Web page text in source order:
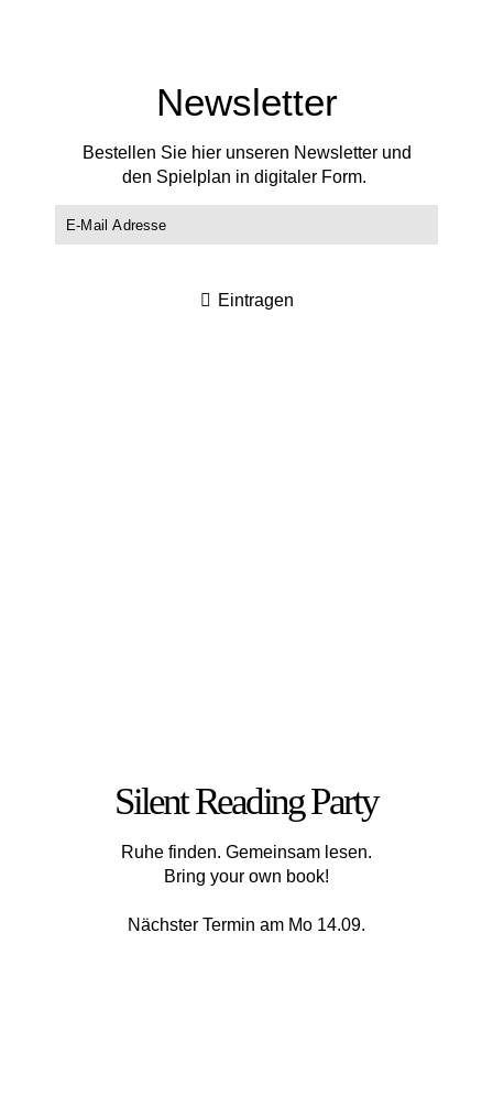
Newsletter
Bestellen Sie hier unseren Newsletter und
den Spielplan in digitaler Form.
Eintragen
Silent Reading Party
Ruhe finden. Gemeinsam lesen.
Bring your own book!
Nächster Termin am Mo 14.09.